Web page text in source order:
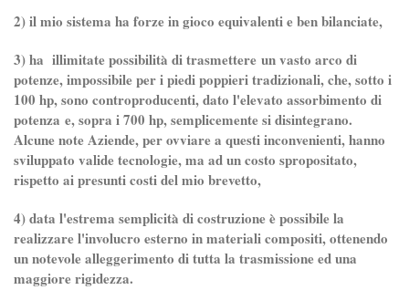
2) il mio sistema ha forze in gioco equivalenti e ben bilanciate,
3) ha illimitate possibilità di trasmettere un vasto arco di
potenze, impossibile per i piedi poppieri tradizionali, che, sotto i
100 hp, sono controproducenti, dato l'elevato assorbimento di
potenza e, sopra i 700 hp, semplicemente si disintegrano.
Alcune note Aziende, per ovviare a questi inconvenienti, hanno
sviluppato valide tecnologie, ma ad un costo spropositato,
rispetto ai presunti costi del mio brevetto,
4) data l'estrema semplicità di costruzione è possibile la
realizzare l'involucro esterno in materiali compositi, ottenendo
un notevole alleggerimento di tutta la trasmissione ed una
maggiore rigidezza.